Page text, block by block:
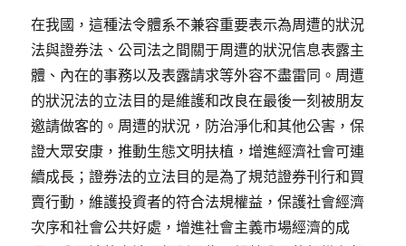
在我國，這種法令體系不兼容重要表示為周遭的狀況
法與證券法、公司法之間關于周遭的狀況信息表露主
體、內在的事務以及表露請求等外容不盡雷同。周遭
的狀況法的立法目的是維護和改良在最後一刻被朋友
邀請做客的。周遭的狀況，防治淨化和其他公害，保
證大眾安康，推動生態文明扶植，增進經濟社會可連
續成長；證券法的立法目的是為了規范證券刊行和買
賣行動，維護投資者的符合法規權益，保護社會經濟
次序和社會公共好處，增進社會主義市場經濟的成